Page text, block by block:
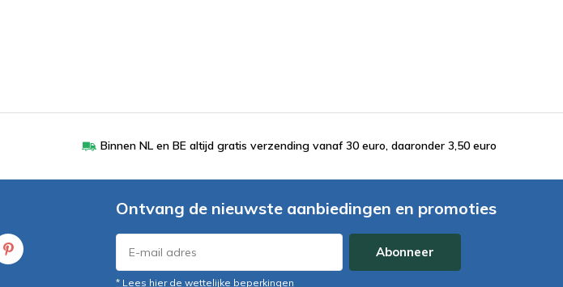
Binnen NL en BE altijd gratis verzending vanaf 30 euro, daaronder 3,50 euro
Ontvang de nieuwste aanbiedingen en promoties
Abonneer
* Lees hier de wettelijke beperkingen